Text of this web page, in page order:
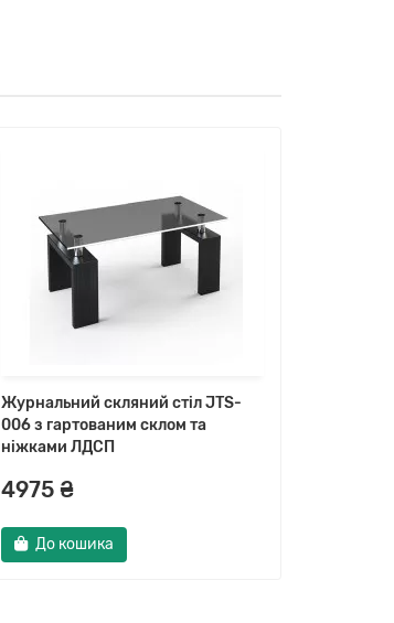
Журнальний скляний стіл JTS-
006 з гартованим склом та
ніжками ЛДСП
4975 ₴
До кошика